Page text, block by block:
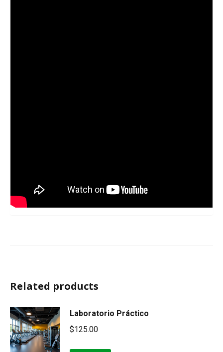
Related products
Laboratorio Práctico
$125.00